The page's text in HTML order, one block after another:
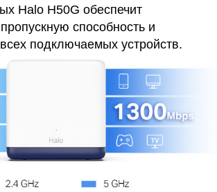
Halo H50G обеспечит
способность и
подключаемых устройств.